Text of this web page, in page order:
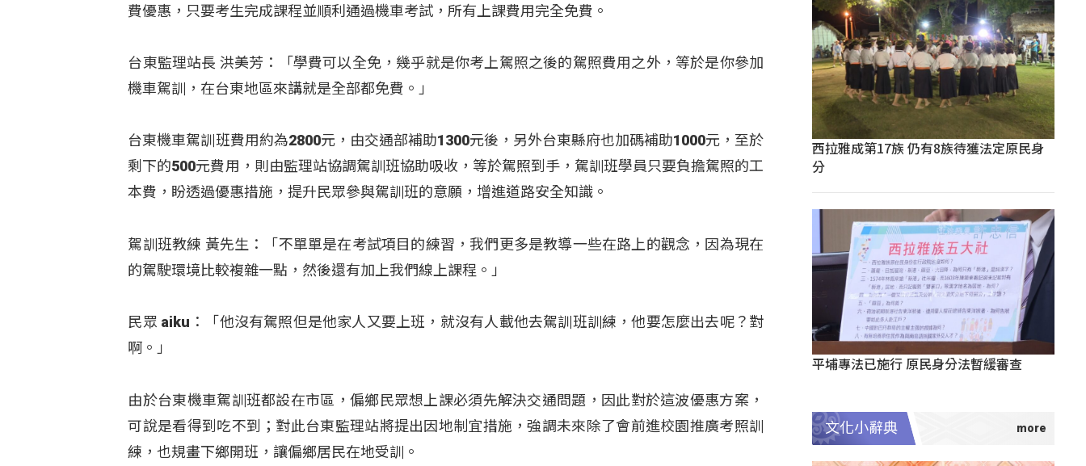
費優惠，只要考生完成課程並順利通過機車考試，所有上課費用完全免費。
台東監理站長 洪美芳：「學費可以全免，幾乎就是你考上駕照之後的駕照費用之外，等於是你參加
機車駕訓，在台東地區來講就是全部都免費。」
台東機車駕訓班費用約為2800元，由交通部補助1300元後，另外台東縣府也加碼補助1000元，至於
剩下的500元費用，則由監理站協調駕訓班協助吸收，等於駕照到手，駕訓班學員只要負擔駕照的工
本費，盼透過優惠措施，提升民眾參與駕訓班的意願，增進道路安全知識。
駕訓班教練 黃先生：「不單單是在考試項目的練習，我們更多是教導一些在路上的觀念，因為現在
的駕駛環境比較複雜一點，然後還有加上我們線上課程。」
民眾 aiku：「他沒有駕照但是他家人又要上班，就沒有人載他去駕訓班訓練，他要怎麼出去呢？對
啊。」
由於台東機車駕訓班都設在市區，偏鄉民眾想上課必須先解決交通問題，因此對於這波優惠方案，
可說是看得到吃不到；對此台東監理站將提出因地制宜措施，強調未來除了會前進校園推廣考照訓
練，也規畫下鄉開班，讓偏鄉居民在地受訓。
西拉雅成第17族 仍有8族待獲法定原民身
分
平埔專法已施行 原民身分法暫緩審查
文化小辭典